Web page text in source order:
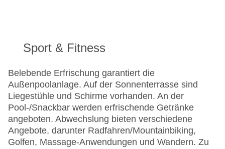
Sport & Fitness
Belebende Erfrischung garantiert die
Außenpoolanlage. Auf der Sonnenterrasse sind
Liegestühle und Schirme vorhanden. An der
Pool-/Snackbar werden erfrischende Getränke
angeboten. Abwechslung bieten verschiedene
Angebote, darunter Radfahren/Mountainbiking,
Golfen, Massage-Anwendungen und Wandern. Zu